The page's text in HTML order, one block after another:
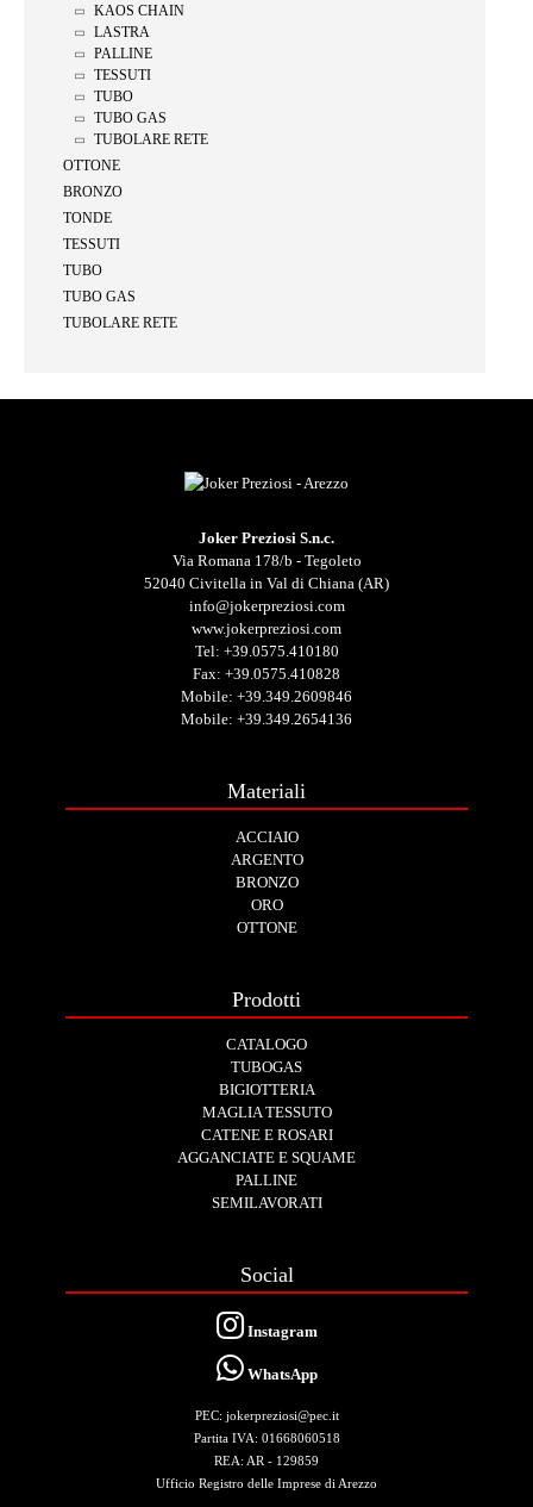
KAOS CHAIN
LASTRA
PALLINE
TESSUTI
TUBO
TUBO GAS
TUBOLARE RETE
OTTONE
BRONZO
TONDE
TESSUTI
TUBO
TUBO GAS
TUBOLARE RETE
Joker Preziosi S.n.c.
Via Romana 178/b - Tegoleto
52040 Civitella in Val di Chiana (AR)
info@jokerpreziosi.com
www.jokerpreziosi.com
Tel: +39.0575.410180
Fax: +39.0575.410828
Mobile: +39.349.2609846
Mobile: +39.349.2654136
Materiali
ACCIAIO
ARGENTO
BRONZO
ORO
OTTONE
Prodotti
CATALOGO
TUBOGAS
BIGIOTTERIA
MAGLIA TESSUTO
CATENE E ROSARI
AGGANCIATE E SQUAME
PALLINE
SEMILAVORATI
Social
Instagram
WhatsApp
PEC: jokerpreziosi@pec.it
Partita IVA: 01668060518
REA: AR - 129859
Ufficio Registro delle Imprese di Arezzo